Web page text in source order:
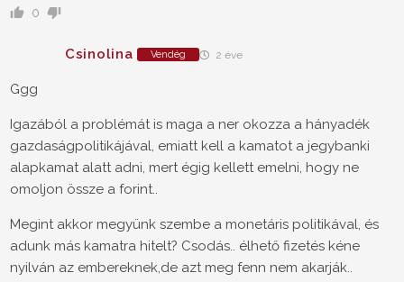
0
Csinolina Vendég 2 éve
Ggg
Igazából a problémát is maga a ner okozza a hányadék
gazdaságpolitikájával, emiatt kell a kamatot a jegybanki
alapkamat alatt adni, mert égig kellett emelni, hogy ne
omoljon össze a forint..
Megint akkor megyünk szembe a monetáris politikával, és
adunk más kamatra hitelt? Csodás.. élhető fizetés kéne
nyilván az embereknek,de azt meg fenn nem akarják..